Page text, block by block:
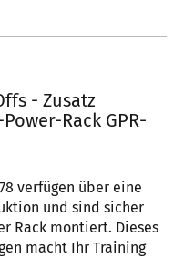
- Zusatz
Rack GPR-
verfügen über eine
und sind sicher
Rack montiert. Dieses
macht Ihr Training